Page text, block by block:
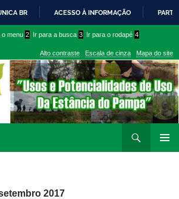
PARA
CONTEÚDO
BR ACESSO À INFORMAÇÃO
o menu 2 Ir para a busca 3 Ir para o rodapé 4
Alto contraste Escala de cinza Mapa do site
2017